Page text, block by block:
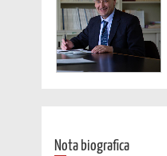
Nota biografica